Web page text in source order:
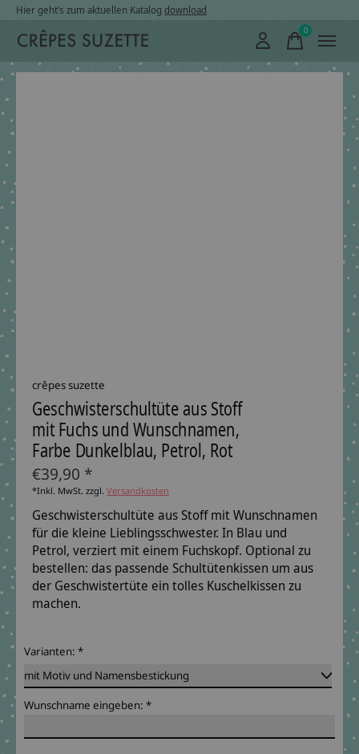
Hier geht’s zum aktuellen Katalog download
0items
crêpes suzette
Geschwisterschultüte aus Stoff
mit Fuchs und Wunschnamen,
Farbe Dunkelblau, Petrol, Rot
€39,90 *
*Inkl. MwSt. zzgl. Versandkosten
Geschwisterschultüte aus Stoff mit Wunschnamen
für die kleine Lieblingsschwester. In Blau und
Petrol, verziert mit einem Fuchskopf. Optional zu
bestellen: das passende Schultütenkissen um aus
der Geschwistertüte ein tolles Kuschelkissen zu
machen.
Varianten: *
Wunschname eingeben: *